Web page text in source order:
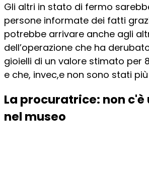
Gli altri in stato di fermo
persone informate dei fatti
potrebbe arrivare anche agli
dell’operazione che ha
gioielli di un valore stimato per
e che, invec,e non sono stati
La procuratrice: non
nel museo